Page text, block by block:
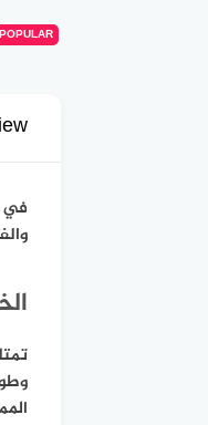
POPULAR
في